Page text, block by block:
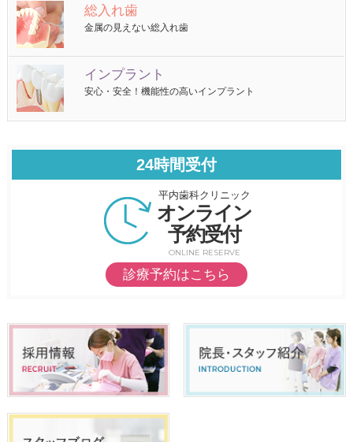
総入れ歯
金属の見えない総入れ歯
インプラント
安心・安全！機能性の高いインプラント
24時間受付
平内歯科クリニック
オンライン
予約受付
ONLINE RESERVE
診療予約はこちら